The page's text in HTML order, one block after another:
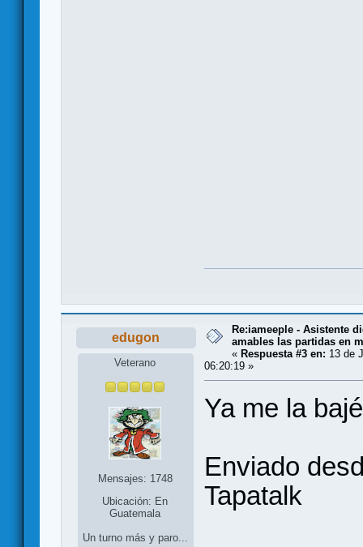
edugon
Veterano
Mensajes: 1748
Ubicación: En
Guatemala
Un turno más y paro...
Re:iameeple - Asistente
amables las partidas en
« Respuesta #3 en: 13 de
06:20:19 »
Ya me la
Enviado
Tapatalk